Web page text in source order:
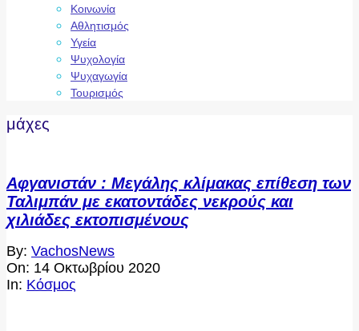
Κοινωνία
Αθλητισμός
Υγεία
Ψυχολογία
Ψυχαγωγία
Τουρισμός
μάχες
Αφγανιστάν : Μεγάλης κλίμακας επίθεση των
Ταλιμπάν με εκατοντάδες νεκρούς και
χιλιάδες εκτοπισμένους
2020-
10-
14
By: VachosNews
On: 14 Οκτωβρίου 2020
In: Κόσμος